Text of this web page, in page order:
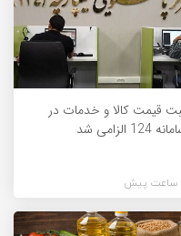
قیمت کالا و خدمات در
124 الزامی شد